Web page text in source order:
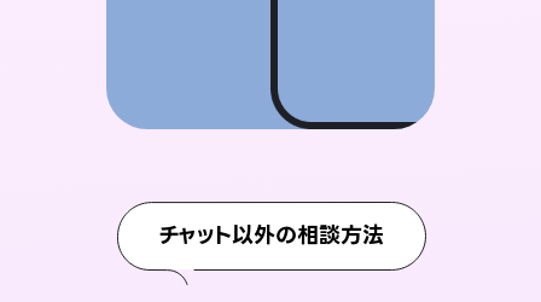
チャット以外の相談方法